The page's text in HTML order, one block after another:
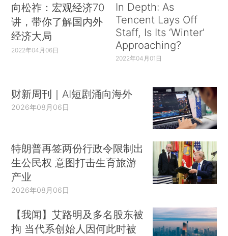
向松祚：宏观经济70
讲，带你了解国内外
经济大局
2022年04月06日
In Depth: As
Tencent Lays Off
Staff, Is Its ‘Winter’
Approaching?
2022年04月01日
财新周刊｜AI短剧涌向海外
2026年08月06日
特朗普再签两份行政令限制出
生公民权 意图打击生育旅游
产业
2026年08月06日
【我闻】艾路明及多名股东被
拘 当代系创始人因何此时被